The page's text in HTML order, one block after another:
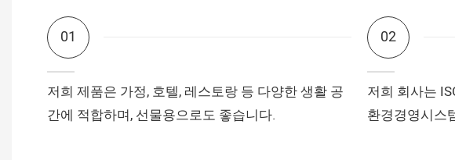
01
저희 제품은 가정, 호텔, 레스토랑 등 다양한 생활 공
간에 적합하며, 선물용으로도 좋습니다.
02
저희 회사는
환경경영시스